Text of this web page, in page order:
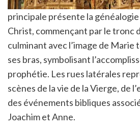
principale présente la
Christ, commençant par le tronc
culminant avec l’image de Marie
ses bras, symbolisant
prophétie. Les rues latérales
scènes de la vie de la Vierge, de
des événements bibliques
Joachim et Anne.